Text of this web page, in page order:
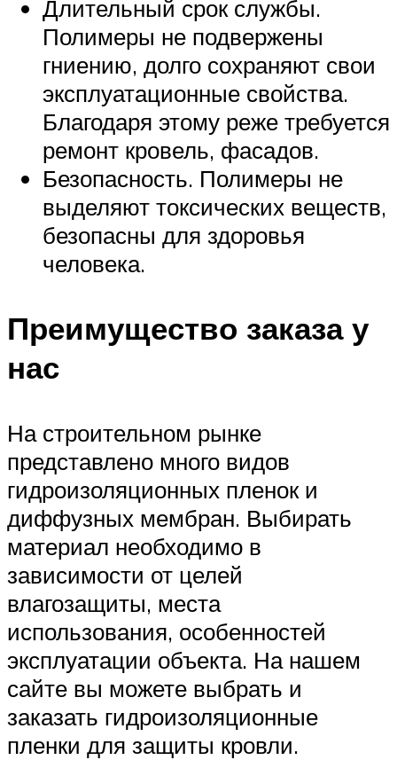
Длительный срок службы.
Полимеры не подвержены
гниению, долго сохраняют свои
эксплуатационные свойства.
Благодаря этому реже требуется
ремонт кровель, фасадов.
Безопасность. Полимеры не
выделяют токсических веществ,
безопасны для здоровья
человека.
Преимущество заказа у
нас
На строительном рынке
представлено много видов
гидроизоляционных пленок и
диффузных мембран. Выбирать
материал необходимо в
зависимости от целей
влагозащиты, места
использования, особенностей
эксплуатации объекта. На нашем
сайте вы можете выбрать и
заказать гидроизоляционные
пленки для защиты кровли.